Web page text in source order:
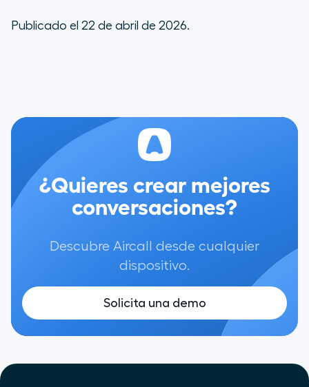
Publicado el 22 de abril de 2026.
¿Quieres crear mejores
conversaciones?
Descubre Aircall desde cualquier
dispositivo.
Solicita una demo